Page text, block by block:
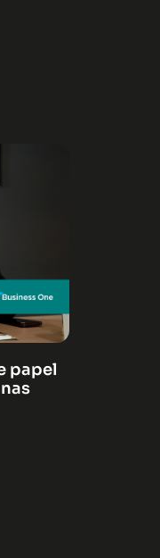
papel